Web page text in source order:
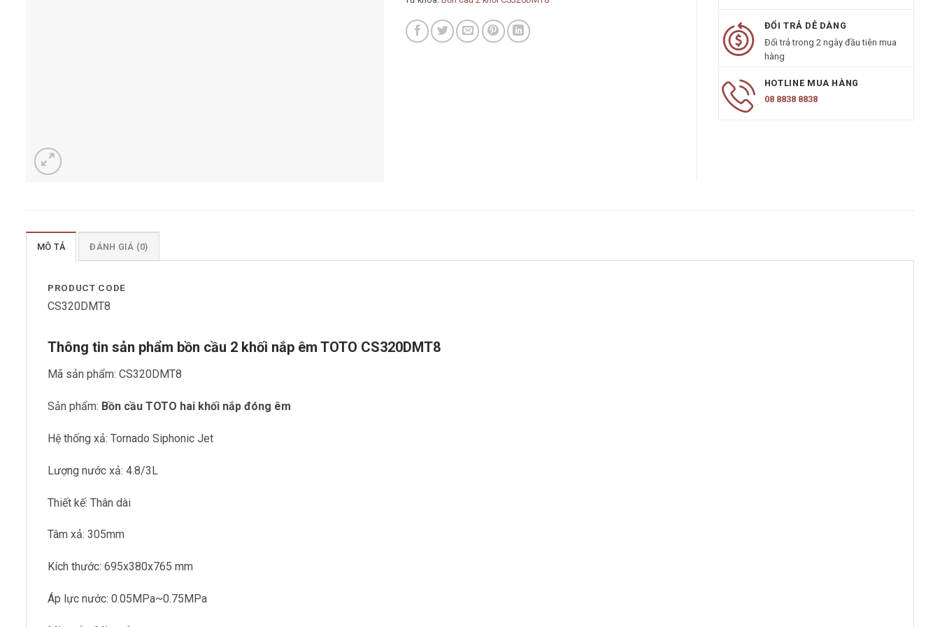
ĐỔI TRẢ DỄ DÀNG
Đổi trả trong 2 ngày đầu tiên mua
hàng
HOTLINE MUA HÀNG
08 8838 8838
MÔ TẢ ĐÁNH GIÁ (0)
PRODUCT CODE
CS320DMT8
Thông tin sản phẩm bồn cầu 2 khối nắp êm TOTO CS320DMT8
Mã sản phẩm: CS320DMT8
Sản phẩm: Bồn cầu TOTO hai khối nắp đóng êm
Hệ thống xả: Tornado Siphonic Jet
Lượng nước xả: 4.8/3L
Thiết kế: Thân dài
Tâm xả: 305mm
Kích thước: 695x380x765 mm
Áp lực nước: 0.05MPa~0.75MPa